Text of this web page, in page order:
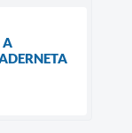
A